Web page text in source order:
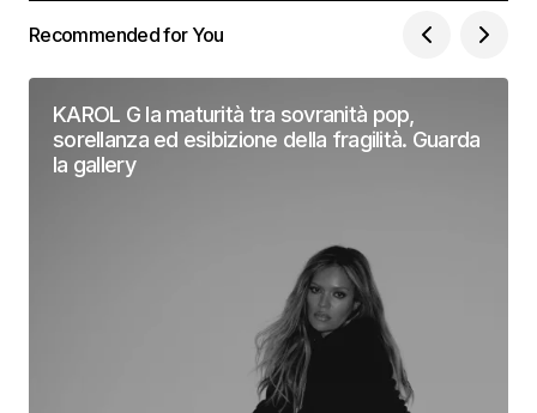
Recommended for You
KAROL G la maturità tra sovranità pop,
sorellanza ed esibizione della fragilità. Guarda
la gallery